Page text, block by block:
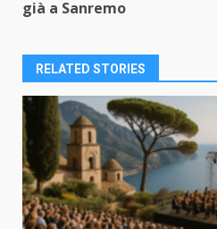
già a Sanremo
RELATED STORIES